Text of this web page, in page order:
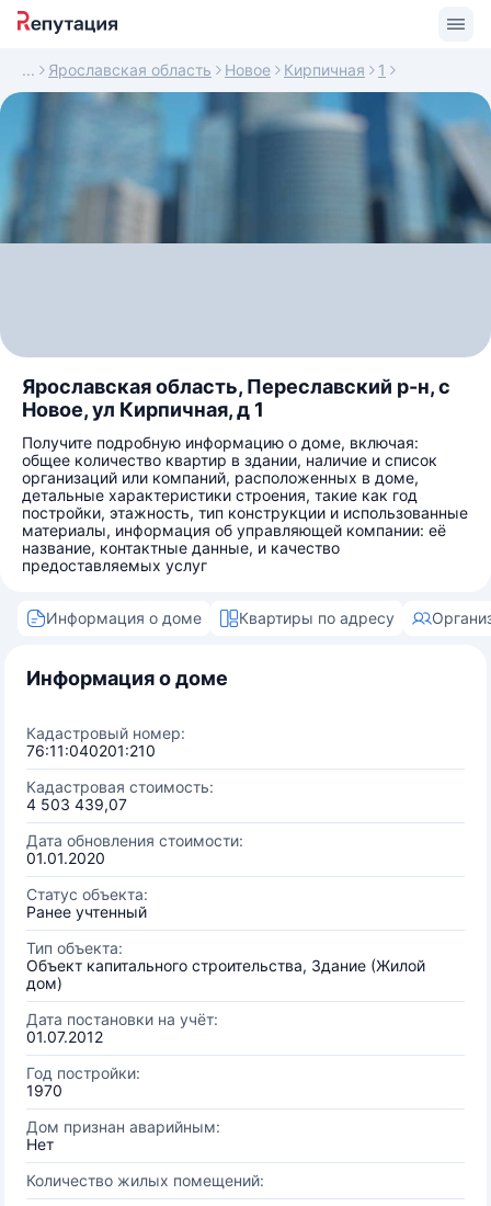
Ярославская область Новое Кирпичная 1
Ярославская область, Переславский р-н, с
Новое, ул Кирпичная, д 1
Получите подробную информацию о доме, включая:
общее количество квартир в здании, наличие и список
организаций или компаний, расположенных в доме,
детальные характеристики строения, такие как год
постройки, этажность, тип конструкции и использованные
материалы, информация об управляющей компании: её
название, контактные данные, и качество
предоставляемых услуг
Информация о доме Квартиры по адресу
Информация о доме
Кадастровый номер:
76:11:040201:210
Кадастровая стоимость:
4 503 439,07
Дата обновления стоимости:
01.01.2020
Статус объекта:
Ранее учтенный
Тип объекта:
Объект капитального строительства, Здание (Жилой
дом)
Дата постановки на учёт:
01.07.2012
Год постройки:
1970
Дом признан аварийным:
Нет
Количество жилых помещений: